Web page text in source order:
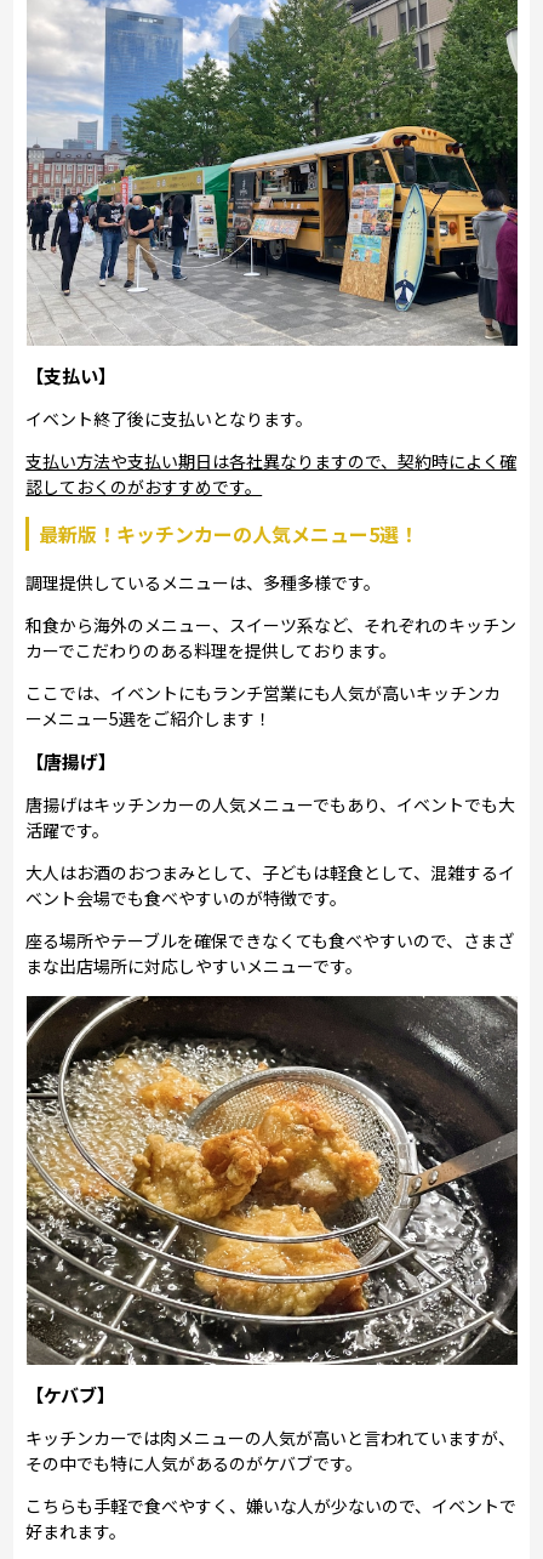
【支払い】
イベント終了後に支払いとなります。
支払い方法や支払い期日は各社異なりますので、契約時によく確
認しておくのがおすすめです。
最新版！キッチンカーの人気メニュー5選！
調理提供しているメニューは、多種多様です。
和食から海外のメニュー、スイーツ系など、それぞれのキッチン
カーでこだわりのある料理を提供しております。
ここでは、イベントにもランチ営業にも人気が高いキッチンカ
ーメニュー5選をご紹介します！
【唐揚げ】
唐揚げはキッチンカーの人気メニューでもあり、イベントでも大
活躍です。
大人はお酒のおつまみとして、子どもは軽食として、混雑するイ
ベント会場でも食べやすいのが特徴です。
座る場所やテーブルを確保できなくても食べやすいので、さまざ
まな出店場所に対応しやすいメニューです。
【ケバブ】
キッチンカーでは肉メニューの人気が高いと言われていますが、
その中でも特に人気があるのがケバブです。
こちらも手軽で食べやすく、嫌いな人が少ないので、イベントで
好まれます。